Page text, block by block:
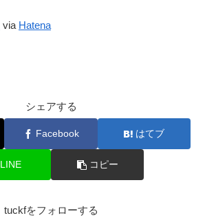
via Hatena
シェアする
Facebook はてブ
LINE コピー
tuckfをフォローする